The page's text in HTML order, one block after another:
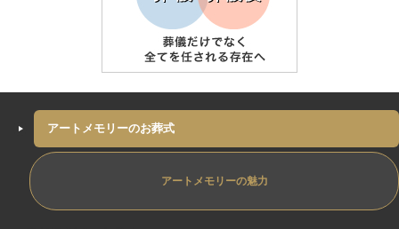
アートメモリーのお葬式
アートメモリーの魅力